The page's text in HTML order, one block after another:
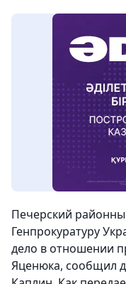
Печерский
Генпрокуратуру
дело в отношении
Яценюка, сообщил